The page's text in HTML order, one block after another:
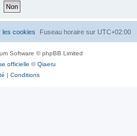
Fuseau horaire sur UTC+02:00
les cookies
Software © phpBB Limited
officielle ©Qiaeru
| Conditions